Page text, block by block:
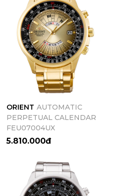
ORIENT AUTOMATIC
PERPETUAL CALENDAR
FEU07004UX
5.810.000đ